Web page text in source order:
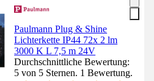
Paulmann Plug & Shine
Lichterkette IP44 72x 2 lm
3000 K L 7,5 m 24V
Durchschnittliche Bewertung:
5 von 5 Sternen. 1 Bewertung.